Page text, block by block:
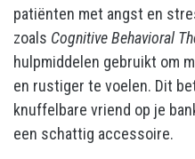
patiënten met angst en
zoals Cognitive Behavioral
hulpmiddelen gebruikt om
en rustiger te voelen. Dit
knuffelbare vriend op je
een schattig accessoire.